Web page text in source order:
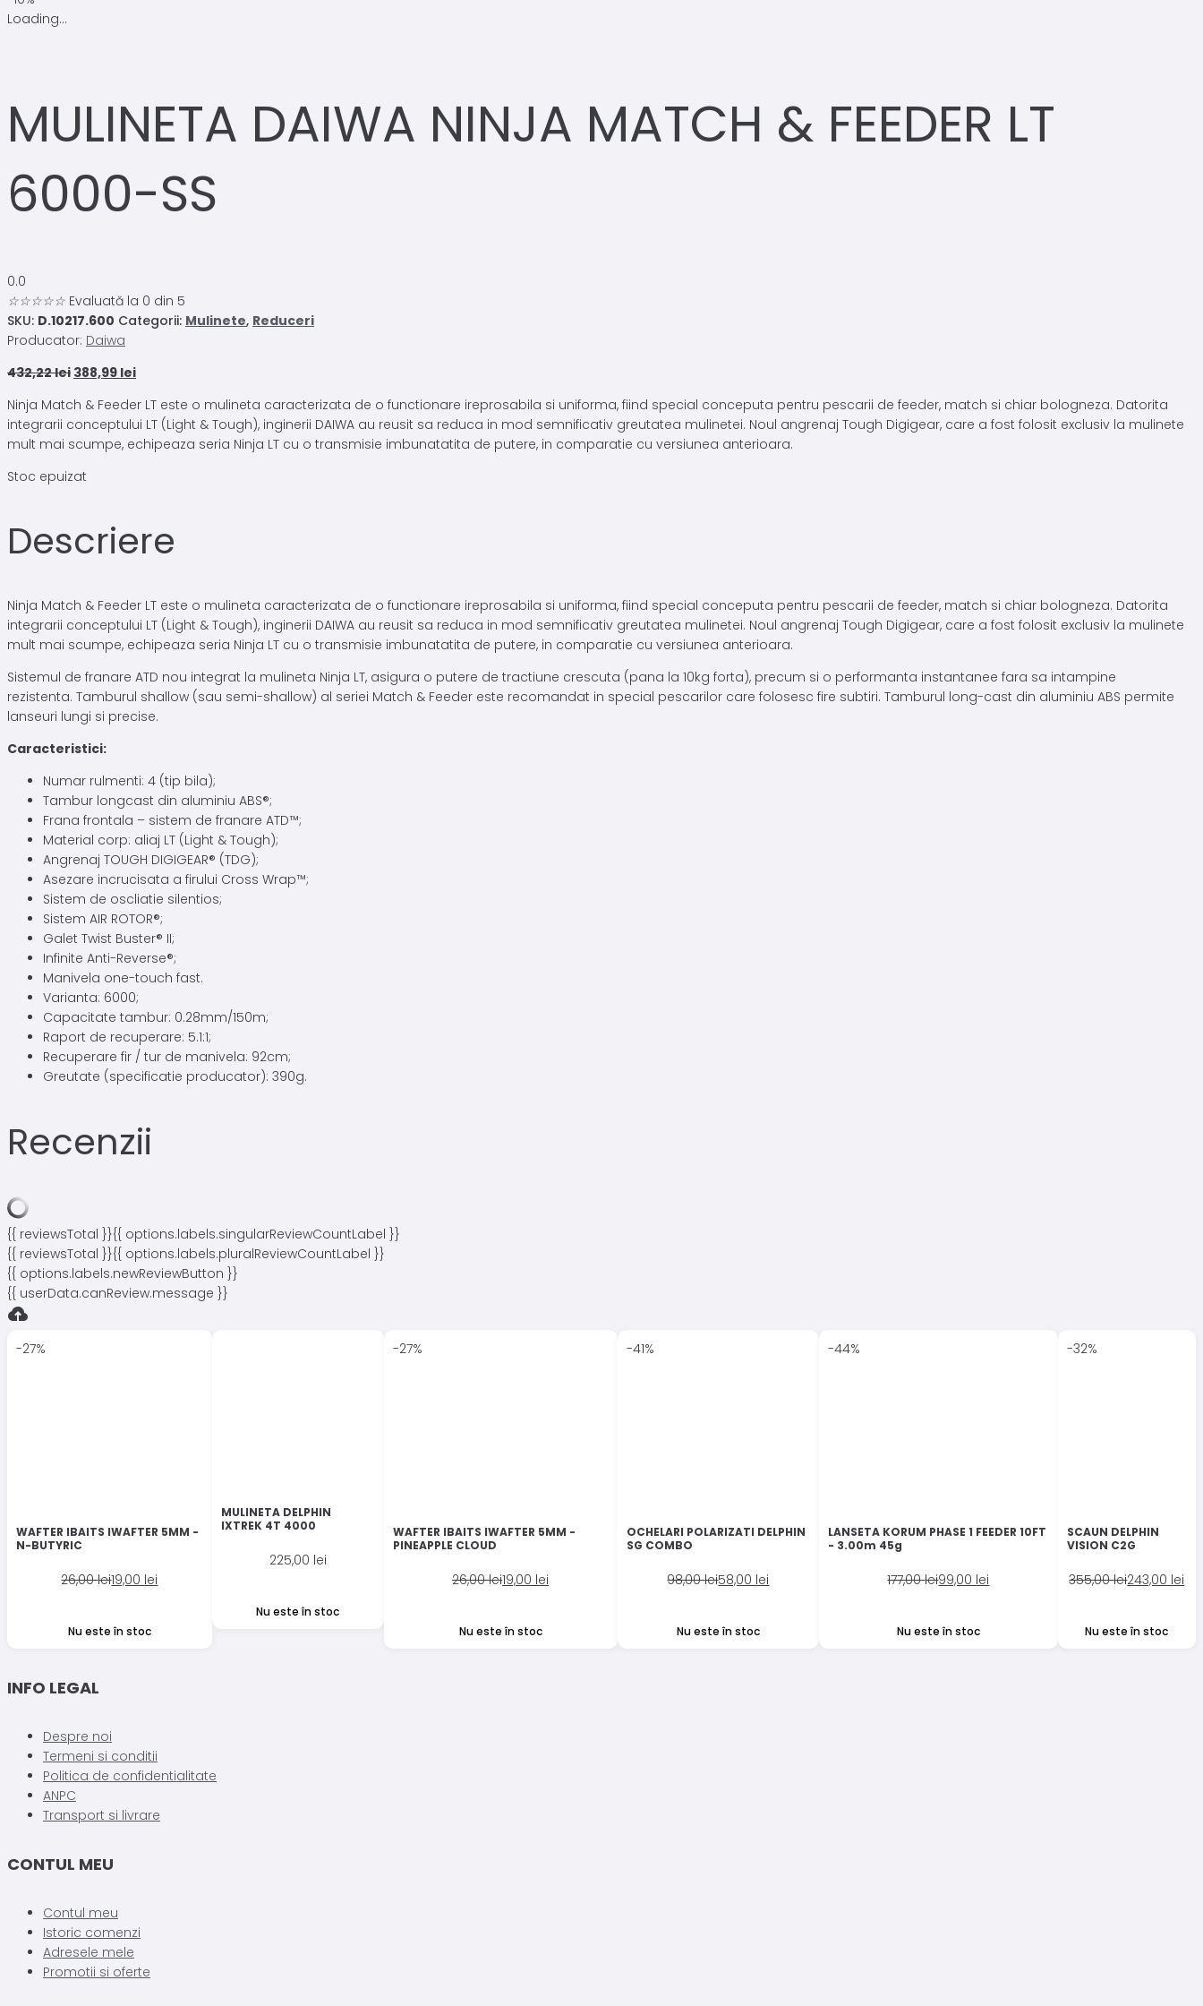
Loading...
MULINETA DAIWA NINJA MATCH & FEEDER LT
6000-SS
0.0
☆☆☆☆☆ Evaluată la 0 din 5
SKU: D.10217.600 Categorii: Mulinete, Reduceri
Producator: Daiwa
432,22lei Prețul
a
fost:
432,22 lei.
388,99 leiPrețul
este:
388,99 lei.
Ninja Match & Feeder LT este o mulineta caracterizata de o functionare ireprosabila si uniforma, fiind special conceputa pentru pescarii de feeder, match si chiar bologneza. Datorita
integrarii conceptului LT (Light & Tough), inginerii DAIWA au reusit sa reduca in mod semnificativ greutatea mulinetei. Noul angrenaj Tough Digigear, care a fost folosit exclusiv la mulinete
mult mai scumpe, echipeaza seria Ninja LT cu o transmisie imbunatatita de putere, in comparatie cu versiunea anterioara.
Stoc epuizat
Descriere
Ninja Match & Feeder LT este o mulineta caracterizata de o functionare ireprosabila si uniforma, fiind special conceputa pentru pescarii de feeder, match si chiar bologneza. Datorita
integrarii conceptului LT (Light & Tough), inginerii DAIWA au reusit sa reduca in mod semnificativ greutatea mulinetei. Noul angrenaj Tough Digigear, care a fost folosit exclusiv la mulinete
mult mai scumpe, echipeaza seria Ninja LT cu o transmisie imbunatatita de putere, in comparatie cu versiunea anterioara.
Sistemul de franare ATD nou integrat la mulineta Ninja LT, asigura o putere de tractiune crescuta (pana la 10kg forta), precum si o performanta instantanee fara sa intampine
rezistenta. Tamburul shallow (sau semi-shallow) al seriei Match & Feeder este recomandat in special pescarilor care folosesc fire subtiri. Tamburul long-cast din aluminiu ABS permite
lanseuri lungi si precise.
Caracteristici:
Numar rulmenti: 4 (tip bila);
Tambur longcast din aluminiu ABS®;
Frana frontala – sistem de franare ATD™;
Material corp: aliaj LT (Light & Tough);
Angrenaj TOUGH DIGIGEAR® (TDG);
Asezare incrucisata a firului Cross Wrap™;
Sistem de oscliatie silentios;
Sistem AIR ROTOR®;
Galet Twist Buster® II;
Infinite Anti-Reverse®;
Manivela one-touch fast.
Varianta: 6000;
Capacitate tambur: 0.28mm/150m;
Raport de recuperare: 5.1:1;
Recuperare fir / tur de manivela: 92cm;
Greutate (specificatie producator): 390g.
Recenzii
{{ reviewsTotal }}{{ options.labels.singularReviewCountLabel }}
{{ reviewsTotal }}{{ options.labels.pluralReviewCountLabel }}
{{ options.labels.newReviewButton }}
{{ userData.canReview.message }}
-27%
WAFTER IBAITS IWAFTER 5MM -
N-BUTYRIC
26,00leiPrețul
fost:
19,00 lei
Prețul
19,00 lei.
Nu este în stoc
MULINETA DELPHIN
IXTREK 4T 4000
225,00 lei
Nu este în stoc
-27%
WAFTER IBAITS IWAFTER 5MM -
PINEAPPLE CLOUD
26,00leiPrețul
fost:
19,00 lei
Prețul
19,00 lei.
Nu este în stoc
-41%
OCHELARI POLARIZATI DELPHIN
SG COMBO
98,00leiPrețul
fost:
58,00 lei
Prețul
58,00 lei.
Nu este în stoc
-44%
LANSETA KORUM PHASE 1 FEEDER 10FT
- 3.00m 45g
177,00leiPrețul
fost:
99,00 lei
Prețul
99,00 lei.
Nu este în stoc
-32%
SCAUN DELPHIN
VISION C2G
355,00leiPrețul
fost:
243,00 lei
Prețul
243,00 lei.
Nu este în stoc
INFO LEGAL
Despre noi
Termeni si conditii
Politica de confidentialitate
ANPC
Transport si livrare
CONTUL MEU
Contul meu
Istoric comenzi
Adresele mele
Promotii si oferte